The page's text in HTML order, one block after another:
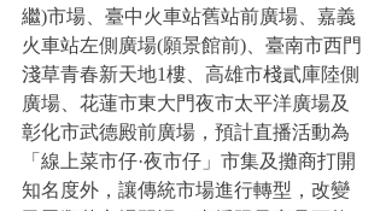
繼)市場、臺中火車站舊站前廣場、嘉義
火車站左側廣場(願景館前)、臺南市西門
淺草青春新天地1樓、高雄市棧貳庫陸側
廣場、花蓮市東大門夜市太平洋廣場及
彰化市武德殿前廣場，預計直播活動為
「線上菜市仔·夜市仔」市集及攤商打開
知名度外，讓傳統市場進行轉型，改變